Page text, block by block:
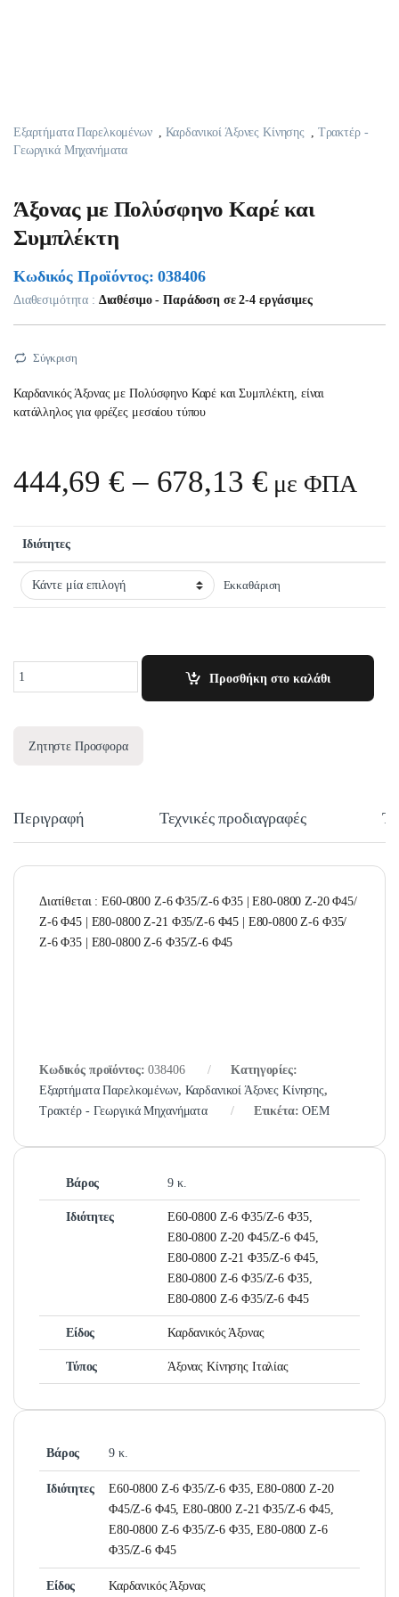
Εξαρτήματα Παρελκομένων Καρδανικοί Άξονες Κίνησης
Τρακτέρ -
Γεωργικά Μηχανήματα
Άξονας με Πολύσφηνο Καρέ και
Συμπλέκτη
Κωδικός Προϊόντος: 038406
Διαθεσιμότητα : Διαθέσιμο - Παράδοση σε 2-4 εργάσιμες
Σύγκριση
Καρδανικός Άξονας με Πολύσφηνο Καρέ και Συμπλέκτη, είναι
κατάλληλος για φρέζες μεσαίου τύπου
444,69€ – 678,13 €Price
με ΦΠΑ
Ιδιότητες
Εκκαθάριση
Προσθήκη στο καλάθι
Ζητηστε Προσφορα
Περιγραφή Τεχνικές προδιαγραφές
Διατίθεται : Ε60-0800 Ζ-6 Φ35/Ζ-6 Φ35 | Ε80-0800 Ζ-20 Φ45/
Ζ-6 Φ45 | Ε80-0800 Ζ-21 Φ35/Ζ-6 Φ45 | Ε80-0800 Ζ-6 Φ35/
Ζ-6 Φ35 | Ε80-0800 Ζ-6 Φ35/Ζ-6 Φ45
Κωδικός προϊόντος:038406
Κατηγορίες:
Εξαρτήματα Παρελκομένων, Καρδανικοί Άξονες Κίνησης,
Τρακτέρ - Γεωργικά Μηχανήματα
Ετικέτα:OEM
Βάρος 9 κ.
Ιδιότητες
Ε60-0800 Ζ-6 Φ35/Ζ-6 Φ35,
Ε80-0800 Ζ-20 Φ45/Ζ-6 Φ45,
Ε80-0800 Ζ-21 Φ35/Ζ-6 Φ45,
Ε80-0800 Ζ-6 Φ35/Ζ-6 Φ35,
Ε80-0800 Ζ-6 Φ35/Ζ-6 Φ45
Είδος Καρδανικός Άξονας
Τύπος Άξονας Κίνησης Ιταλίας
Βάρος 9 κ.
Ιδιότητες
Ε60-0800 Ζ-6 Φ35/Ζ-6 Φ35, Ε80-0800 Ζ-20
Φ45/Ζ-6 Φ45, Ε80-0800 Ζ-21 Φ35/Ζ-6 Φ45,
Ε80-0800 Ζ-6 Φ35/Ζ-6 Φ35, Ε80-0800 Ζ-6
Φ35/Ζ-6 Φ45
Είδος Καρδανικός Άξονας